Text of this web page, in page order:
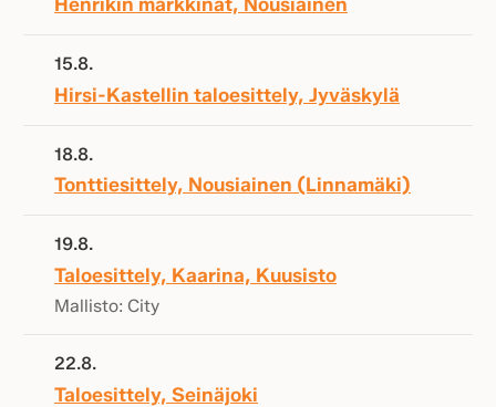
15.8.
Hirsi-Kastellin taloesittely, Jyväskylä
18.8.
Tonttiesittely, Nousiainen (Linnamäki)
19.8.
Taloesittely, Kaarina, Kuusisto
Mallisto: City
22.8.
Taloesittely, Seinäjoki